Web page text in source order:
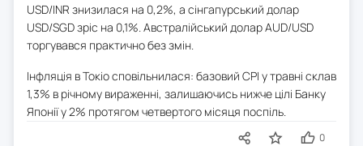
USD/INR знизилася на 0,2%, а сінгапурський долар
USD/SGD зріс на 0,1%. Австралійський долар AUD/USD
торгувався практично без змін.
Інфляція в Токіо сповільнилася: базовий CPI у травні склав
1,3% в річному вираженні, залишаючись нижче цілі Банку
Японії у 2% протягом четвертого місяця поспіль.
0